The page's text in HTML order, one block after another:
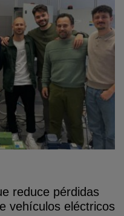
reduce pérdidas
vehículos eléctricos